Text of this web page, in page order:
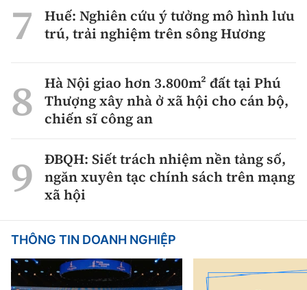
Huế: Nghiên cứu ý tưởng mô hình lưu
trú, trải nghiệm trên sông Hương
Hà Nội giao hơn 3.800m² đất tại Phú
Thượng xây nhà ở xã hội cho cán bộ,
chiến sĩ công an
ĐBQH: Siết trách nhiệm nền tảng số,
ngăn xuyên tạc chính sách trên mạng
xã hội
THÔNG TIN DOANH NGHIỆP